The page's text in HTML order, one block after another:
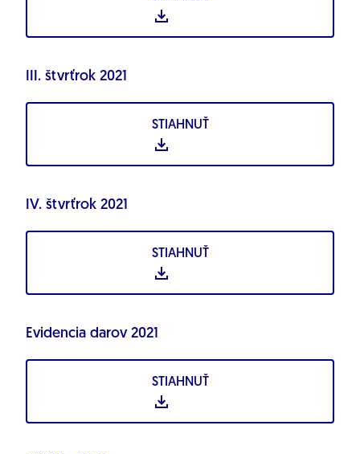
III. štvrťrok 2021
STIAHNUŤ
IV. štvrťrok 2021
STIAHNUŤ
Evidencia darov 2021
STIAHNUŤ